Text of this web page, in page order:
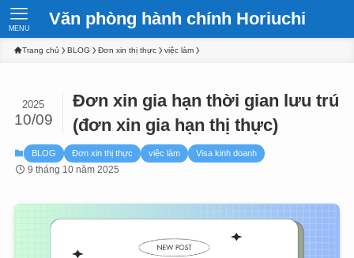
Văn phòng hành chính Horiuchi
MENU
Trang chủ BLOG Đơn xin thị thực việc làm
Đơn xin gia hạn thời gian lưu trú
(đơn xin gia hạn thị thực)
2025
10/09
BLOG Đơn xin thị thực việc làm Visa kinh doanh
9 tháng 10 năm 2025